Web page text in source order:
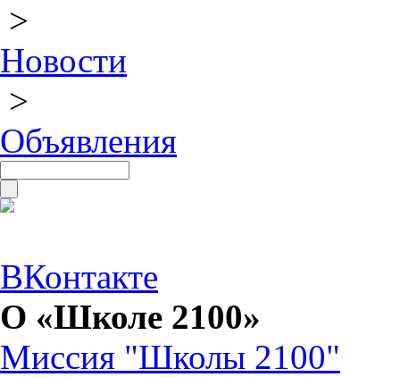
>
Новости
>
Объявления
ВКонтакте
О «Школе 2100»
Миссия "Школы 2100"